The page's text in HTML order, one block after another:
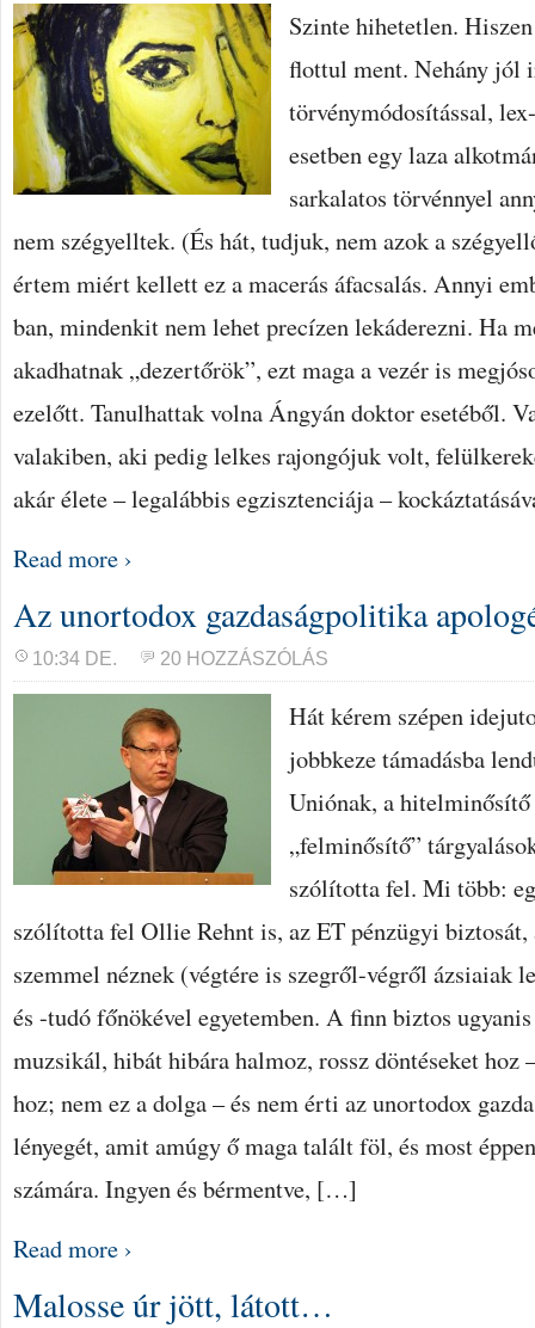
Szinte hihetetlen.
flottul ment. Nehány jól
törvénymódosítással,
esetben egy laza
sarkalatos törvénnyel
nem szégyelltek. (És hát, tudjuk, nem azok a
értem miért kellett ez a macerás áfacsalás. Annyi
ban, mindenkit nem lehet precízen lekáderezni. Ha
akadhatnak „dezertőrök”, ezt maga a vezér is
ezelőtt. Tanulhattak volna Ángyán doktor esetéből.
valakiben, aki pedig lelkes rajongójuk volt,
akár élete – legalábbis egzisztenciája –
Read more ›
Az unortodox gazdaságpolitika
10:34 DE. 20 HOZZÁSZÓLÁS
Hát kérem szépen
jobbkeze támadásba
Uniónak, a
„felminősítő”
szólította fel. Mi több:
szólította fel Ollie Rehnt is, az ET pénzügyi
szemmel néznek (végtére is szegről-végről ázsiaiak
és -tudó főnökével egyetemben. A finn biztos
muzsikál, hibát hibára halmoz, rossz döntéseket hoz
hoz; nem ez a dolga – és nem érti az unortodox
lényegét, amit amúgy ő maga talált föl, és most
számára. Ingyen és bérmentve, […]
Read more ›
Malosse úr jött, látott…